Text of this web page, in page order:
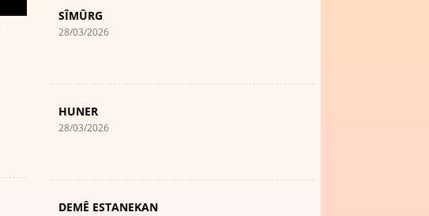
SÎMÛRG
28/03/2026
HUNER
28/03/2026
DEMÊ ESTANEKAN